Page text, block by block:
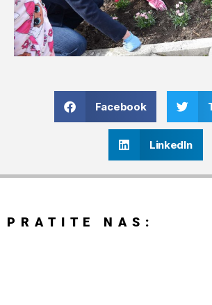
Facebook
LinkedIn
PRATITE NAS: